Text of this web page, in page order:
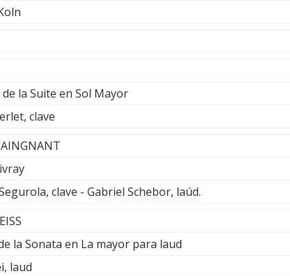
la Suite en Sol Mayor
clave
clave - Gabriel Schebor, laúd.
la Sonata en La mayor para laud
laud